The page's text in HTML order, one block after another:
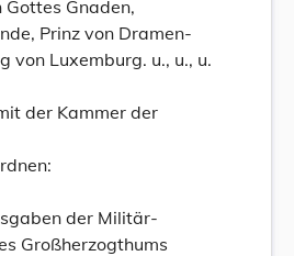
Gnaden,
Prinz von Dramen-
von Luxemburg. u., u., u.
der Kammer der
der Militär-
Großherzogthums